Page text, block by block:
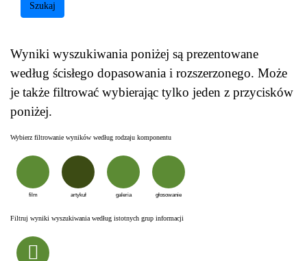
Szukaj
Wyniki wyszukiwania poniżej są prezentowane
według ścisłego dopasowania i rozszerzonego. Może
je także filtrować wybierając tylko jeden z przycisków
poniżej.
Wybierz filtrowanie wyników według rodzaju komponentu
film artykuł galeria głosowanie
Filtruj wyniki wyszukiwania według istotnych grup informacji